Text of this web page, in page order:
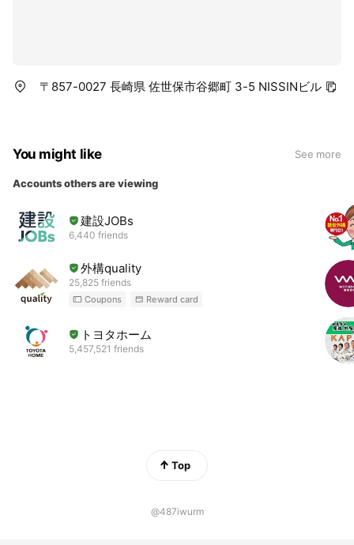
〒857-0027 長崎県 佐世保市谷郷町 3-5 NISSINビル
You might like See more
Accounts others are viewing
建設JOBs
6,440 friends
外構quality
25,825 friends
Coupons Reward card
トヨタホーム
5,457,521 friends
Top
@487iwurm